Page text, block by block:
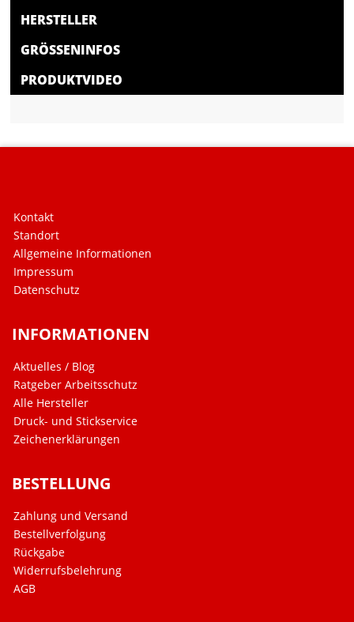
HERSTELLER
GRÖSSENINFOS
PRODUKTVIDEO
Kontakt
Standort
Allgemeine Informationen
Impressum
Datenschutz
INFORMATIONEN
Aktuelles / Blog
Ratgeber Arbeitsschutz
Alle Hersteller
Druck- und Stickservice
Zeichenerklärungen
BESTELLUNG
Zahlung und Versand
Bestellverfolgung
Rückgabe
Widerrufsbelehrung
AGB